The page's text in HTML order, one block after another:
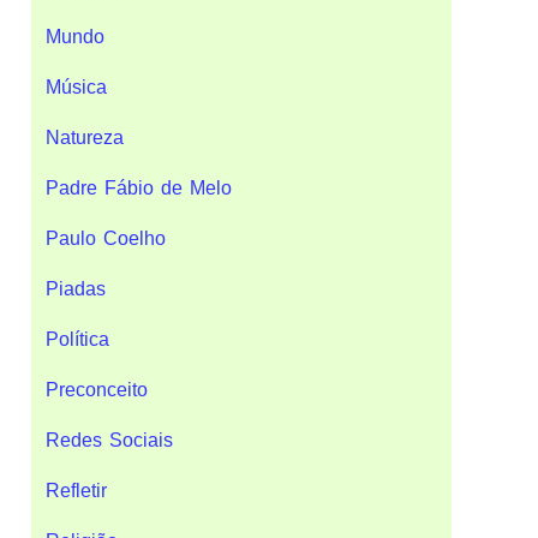
Mundo
Música
Natureza
Padre Fábio de Melo
Paulo Coelho
Piadas
Política
Preconceito
Redes Sociais
Refletir